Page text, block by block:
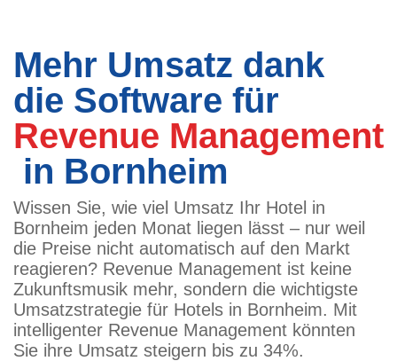
Mehr Umsatz dank
die Software für
Revenue Management
in Bornheim
Wissen Sie, wie viel Umsatz Ihr Hotel in
Bornheim jeden Monat liegen lässt – nur weil
die Preise nicht automatisch auf den Markt
reagieren? Revenue Management ist keine
Zukunftsmusik mehr, sondern die wichtigste
Umsatzstrategie für Hotels in Bornheim. Mit
intelligenter Revenue Management könnten
Sie ihre Umsatz steigern bis zu 34%.